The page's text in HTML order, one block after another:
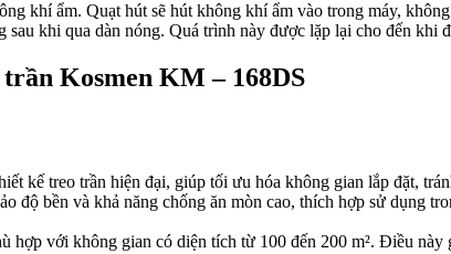
khí ẩm. Quạt hút sẽ hút không khí ẩm vào trong máy,
khi qua dàn nóng. Quá trình này được lặp lại cho đến khi
Kosmen KM – 168DS
kế treo trần hiện đại, giúp tối ưu hóa không gian lắp đặt,
độ bền và khả năng chống ăn mòn cao, thích hợp sử dụng
hợp với không gian có diện tích từ 100 đến 200 m². Điều